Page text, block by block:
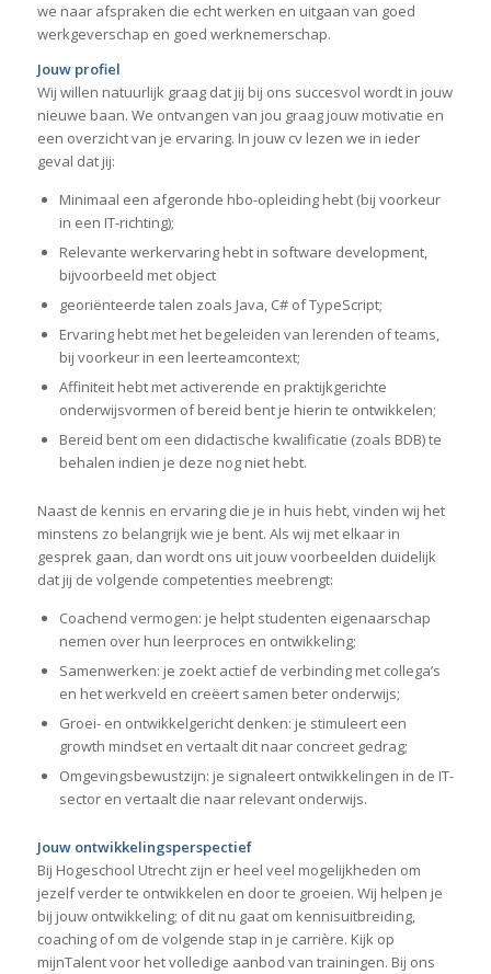
we naar afspraken die echt werken en uitgaan van goed
werkgeverschap en goed werknemerschap.
Jouw profiel
Wij willen natuurlijk graag dat jij bij ons succesvol wordt in jouw
nieuwe baan. We ontvangen van jou graag jouw motivatie en
een overzicht van je ervaring. In jouw cv lezen we in ieder
geval dat jij:
Minimaal een afgeronde hbo-opleiding hebt (bij voorkeur
in een IT-richting);
Relevante werkervaring hebt in software development,
bijvoorbeeld met object
georiënteerde talen zoals Java, C# of TypeScript;
Ervaring hebt met het begeleiden van lerenden of teams,
bij voorkeur in een leerteamcontext;
Affiniteit hebt met activerende en praktijkgerichte
onderwijsvormen of bereid bent je hierin te ontwikkelen;
Bereid bent om een didactische kwalificatie (zoals BDB) te
behalen indien je deze nog niet hebt.
Naast de kennis en ervaring die je in huis hebt, vinden wij het
minstens zo belangrijk wie je bent. Als wij met elkaar in
gesprek gaan, dan wordt ons uit jouw voorbeelden duidelijk
dat jij de volgende competenties meebrengt:
Coachend vermogen: je helpt studenten eigenaarschap
nemen over hun leerproces en ontwikkeling;
Samenwerken: je zoekt actief de verbinding met collega’s
en het werkveld en creëert samen beter onderwijs;
Groei- en ontwikkelgericht denken: je stimuleert een
growth mindset en vertaalt dit naar concreet gedrag;
Omgevingsbewustzijn: je signaleert ontwikkelingen in de IT-
sector en vertaalt die naar relevant onderwijs.
Jouw ontwikkelingsperspectief
Bij Hogeschool Utrecht zijn er heel veel mogelijkheden om
jezelf verder te ontwikkelen en door te groeien. Wij helpen je
bij jouw ontwikkeling; of dit nu gaat om kennisuitbreiding,
coaching of om de volgende stap in je carrière. Kijk op
mijnTalent voor het volledige aanbod van trainingen. Bij ons